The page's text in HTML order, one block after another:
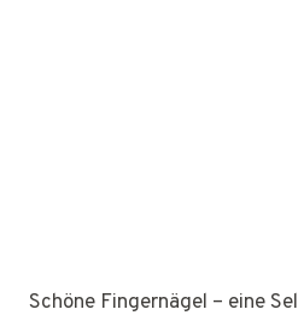
Schöne Fingernägel – eine